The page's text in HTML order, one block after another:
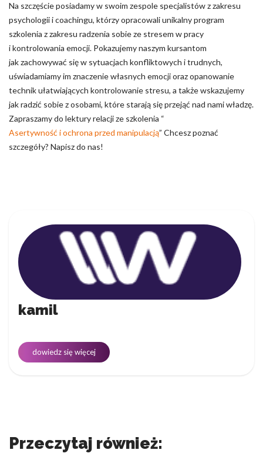
Na szczęście posiadamy w swoim zespole specjalistów z zakresu
psychologii i coachingu, którzy opracowali unikalny program
szkolenia z zakresu radzenia sobie ze stresem w pracy
i kontrolowania emocji. Pokazujemy naszym kursantom
jak zachowywać się w sytuacjach konfliktowych i trudnych,
uświadamiamy im znaczenie własnych emocji oraz opanowanie
technik ułatwiających kontrolowanie stresu, a także wskazujemy
jak radzić sobie z osobami, które starają się przejąć nad nami władzę.
Zapraszamy do lektury relacji ze szkolenia “
Asertywność i ochrona przed manipulacją” Chcesz poznać
szczegóły? Napisz do nas!
kamil
dowiedz się więcej
Przeczytaj również: